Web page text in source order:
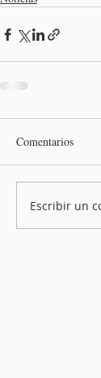
Comentarios
Escribir un